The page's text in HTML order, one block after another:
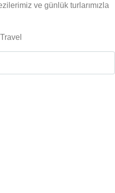
ve günlük turlarımızla